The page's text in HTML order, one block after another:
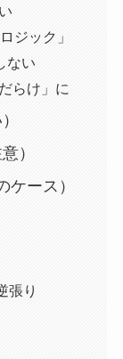
ジック」
ない
らけ」に
）
ース）
張り